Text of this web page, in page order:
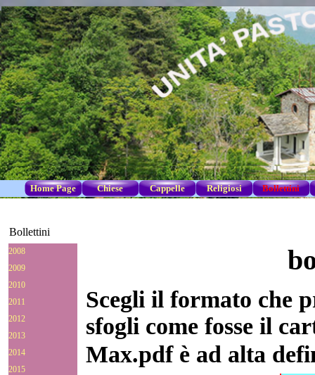
Vai ai contenuti
Home Page Chiese ▼
Cappelle ▼
Religiosi ▼
Bollettini
Bollettini
Salta menù
2008
2009
2010
2011
2012
2013
2014
2015
Scegli il formato che
sfogli come fosse il
Max.pdf è ad alta